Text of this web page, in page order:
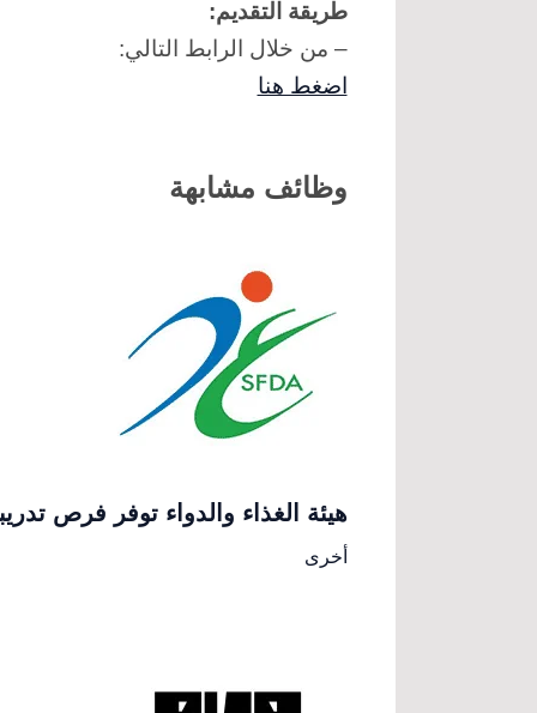
طريقة التقديم:
– من خلال الرابط التالي:
اضغط هنا
وظائف مشابهة
هيئة الغذاء والدواء توفر فرص
أخرى